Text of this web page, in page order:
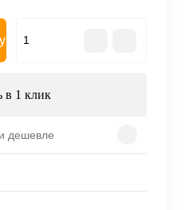
в 1 клик
дешевле